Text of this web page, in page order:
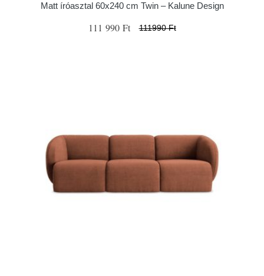
Matt íróasztal 60x240 cm Twin – Kalune Design
111 990 Ft 111990 Ft